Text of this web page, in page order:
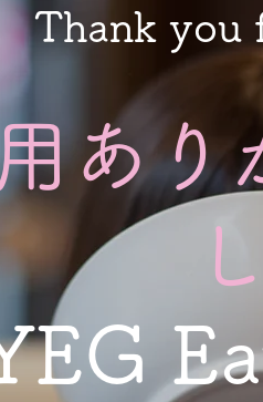
Thank you
あり